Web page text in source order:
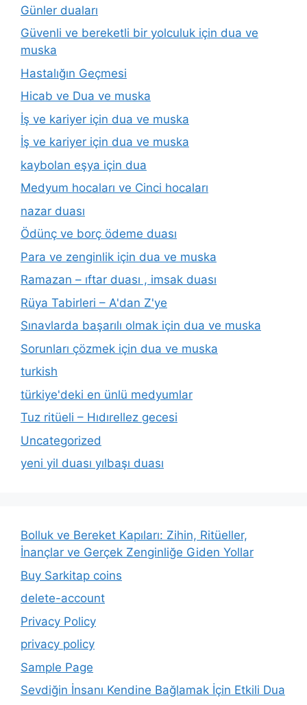
Günler duaları
Güvenli ve bereketli bir yolculuk için dua ve
muska
Hastalığın Geçmesi
Hicab ve Dua ve muska
İş ve kariyer için dua ve muska
İş ve kariyer için dua ve muska
kaybolan eşya için dua
Medyum hocaları ve Cinci hocaları
nazar duası
Ödünç ve borç ödeme duası
Para ve zenginlik için dua ve muska
Ramazan – ıftar duası , imsak duası
Rüya Tabirleri – A'dan Z'ye
Sınavlarda başarılı olmak için dua ve muska
Sorunları çözmek için dua ve muska
turkish
türkiye'deki en ünlü medyumlar
Tuz ritüeli – Hıdırellez gecesi
Uncategorized
yeni yil duası yılbaşı duası
Bolluk ve Bereket Kapıları: Zihin, Ritüeller,
İnançlar ve Gerçek Zenginliğe Giden Yollar
Buy Sarkitap coins
delete-account
Privacy Policy
privacy policy
Sample Page
Sevdiğin İnsanı Kendine Bağlamak İçin Etkili Dua